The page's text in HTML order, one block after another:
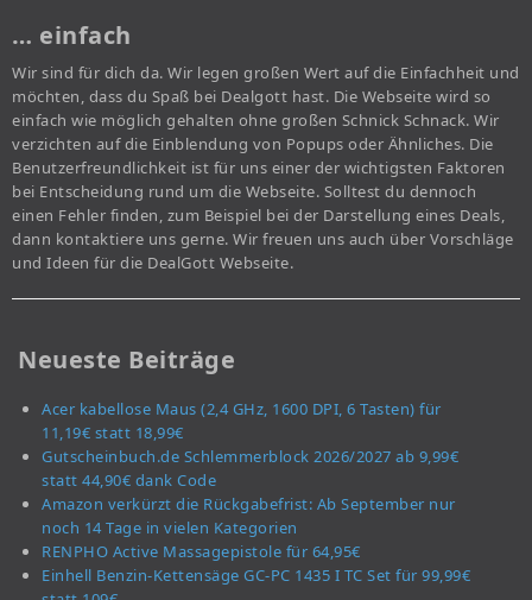
… einfach
Wir sind für dich da. Wir legen großen Wert auf die Einfachheit und
möchten, dass du Spaß bei Dealgott hast. Die Webseite wird so
einfach wie möglich gehalten ohne großen Schnick Schnack. Wir
verzichten auf die Einblendung von Popups oder Ähnliches. Die
Benutzerfreundlichkeit ist für uns einer der wichtigsten Faktoren
bei Entscheidung rund um die Webseite. Solltest du dennoch
einen Fehler finden, zum Beispiel bei der Darstellung eines Deals,
dann kontaktiere uns gerne. Wir freuen uns auch über Vorschläge
und Ideen für die DealGott Webseite.
Neueste Beiträge
Acer kabellose Maus (2,4 GHz, 1600 DPI, 6 Tasten) für
11,19€ statt 18,99€
Gutscheinbuch.de Schlemmerblock 2026/2027 ab 9,99€
statt 44,90€ dank Code
Amazon verkürzt die Rückgabefrist: Ab September nur
noch 14 Tage in vielen Kategorien
RENPHO Active Massagepistole für 64,95€
Einhell Benzin-Kettensäge GC-PC 1435 I TC Set für 99,99€